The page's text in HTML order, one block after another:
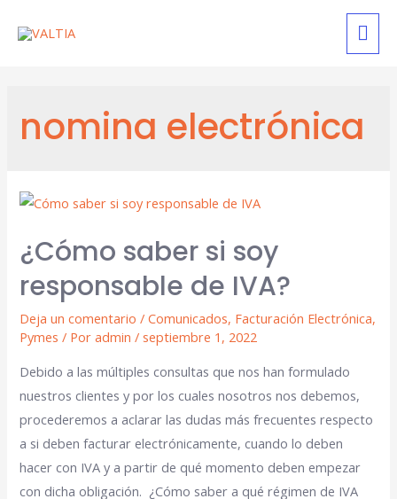
nomina electrónica
¿Cómo saber si soy
responsable de IVA?
Deja un comentario /Comunicados, Facturación Electrónica,
Pymes / Poradmin /septiembre 1, 2022
Debido a las múltiples consultas que nos han formulado
nuestros clientes y por los cuales nosotros nos debemos,
procederemos a aclarar las dudas más frecuentes respecto
a si deben facturar electrónicamente, cuando lo deben
hacer con IVA y a partir de qué momento deben empezar
con dicha obligación. ¿Cómo saber a qué régimen de IVA